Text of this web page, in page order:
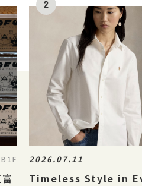
B1F 2026.07.11
Timeless Style in